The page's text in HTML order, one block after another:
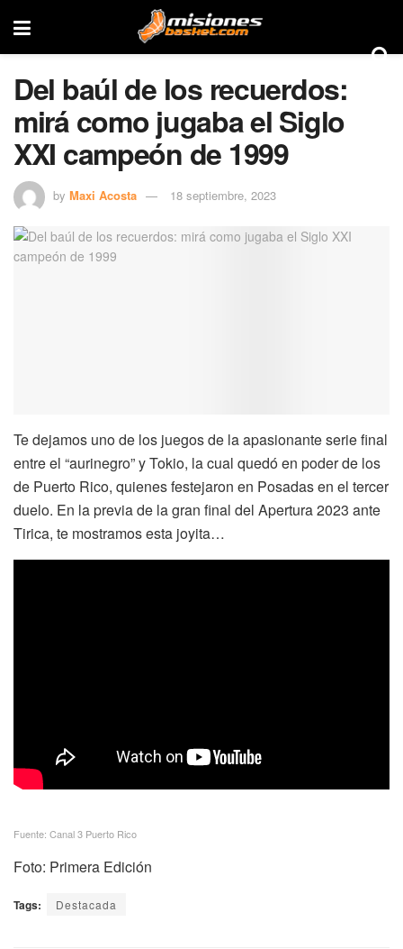
Del baúl de los recuerdos:
mirá como jugaba el Siglo
XXI campeón de 1999
by Maxi Acosta 18 septiembre, 2023
Te dejamos uno de los juegos de la apasionante serie final
entre el “aurinegro” y Tokio, la cual quedó en poder de los
de Puerto Rico, quienes festejaron en Posadas en el tercer
duelo. En la previa de la gran final del Apertura 2023 ante
Tirica, te mostramos esta joyita…
Fuente: Canal 3 Puerto Rico
Foto: Primera Edición
Tags: Destacada